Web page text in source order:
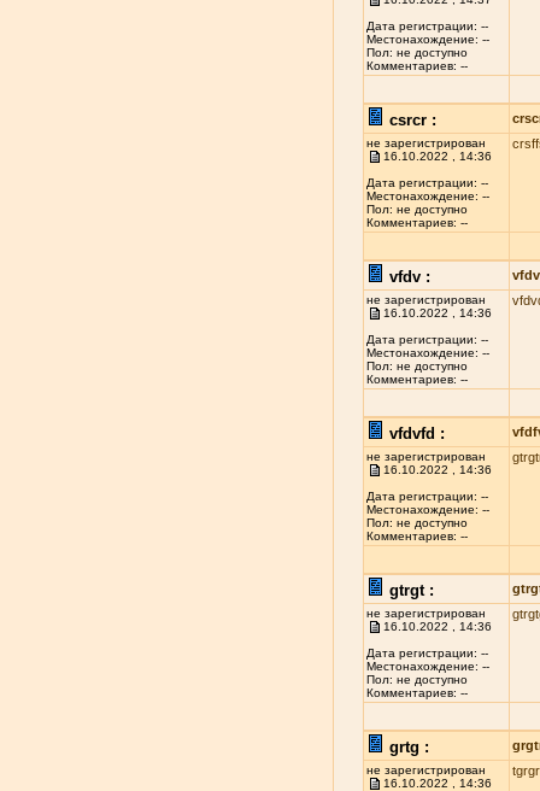
Дата регистрации: --
Местонахождение: --
Пол: не доступно
Комментариев: --
csrcr :
не зарегистрирован
16.10.2022 , 14:36
Дата регистрации: --
Местонахождение: --
Пол: не доступно
Комментариев: --
vfdv :
не зарегистрирован
16.10.2022 , 14:36
Дата регистрации: --
Местонахождение: --
Пол: не доступно
Комментариев: --
vfdvfd :
не зарегистрирован
16.10.2022 , 14:36
Дата регистрации: --
Местонахождение: --
Пол: не доступно
Комментариев: --
gtrgt :
не зарегистрирован
16.10.2022 , 14:36
Дата регистрации: --
Местонахождение: --
Пол: не доступно
Комментариев: --
grtg :
не зарегистрирован
16.10.2022 , 14:36
tgrgr